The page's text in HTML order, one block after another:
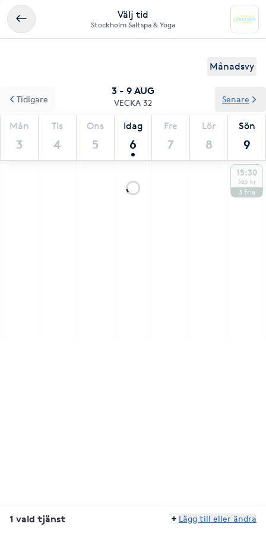
Välj tid
Stockholm Saltspa & Yoga
Månadsvy
3 - 9 AUG
VECKA 32
Mån
3
Tis
4
Ons
5
Idag
6
Fre
7
Lör
8
Sön
9
Tidigare Senare
15:30
385 kr
3 fria
1 vald tjänst Lägg till eller ändra